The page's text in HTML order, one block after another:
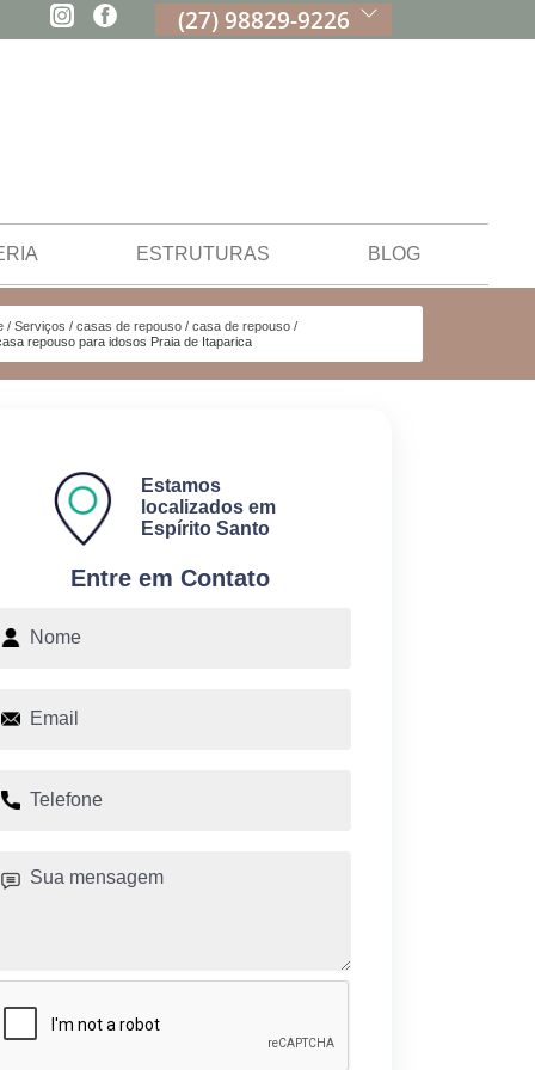
(27) 98829-9226
ESTRUTURAS BLOG
Serviços casas de repouso
casa de repouso
repouso para idosos Praia de Itaparica
Entre em Contato
Estamos
localizados em
Espírito Santo